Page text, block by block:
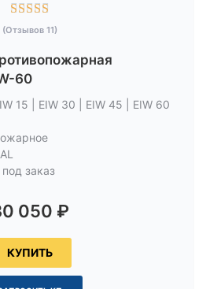

(Отзывов 11)
60
15 | EIW 30 | EIW 45 | EIW 60
заказ
050 ₽
КУПИТЬ